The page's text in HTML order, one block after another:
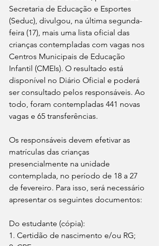
Secretaria de Educação e Esportes
(Seduc), divulgou, na última segunda-
feira (17), mais uma lista oficial das
crianças contempladas com vagas nos
Centros Municipais de Educação
Infantil (CMEIs). O resultado está
disponível no Diário Oficial e poderá
ser consultado pelos responsáveis. Ao
todo, foram contempladas 441 novas
vagas e 65 transferências.
Os responsáveis devem efetivar as
matrículas das crianças
presencialmente na unidade
contemplada, no período de 18 a 27
de fevereiro. Para isso, será necessário
apresentar os seguintes documentos:
Do estudante (cópia):
1. Certidão de nascimento e/ou RG;